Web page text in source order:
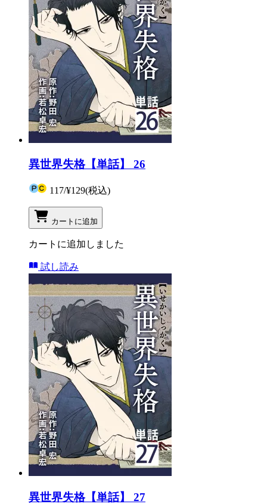
異世界失格【単話】 26
117/¥129(税込)
カートに追加
カートに追加しました
試し読み
異世界失格【単話】 27